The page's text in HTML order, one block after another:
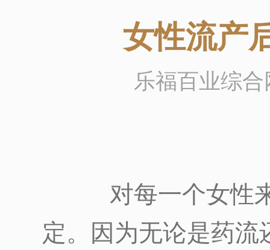
女性流产
乐福百业综合
对每一个女性来
定。因为无论是药